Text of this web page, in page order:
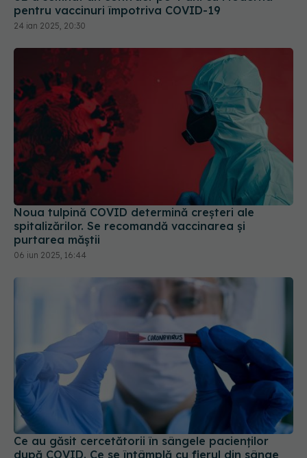
24 ian 2025, 20:30
Noua tulpină COVID determină creșteri ale
spitalizărilor. Se recomandă vaccinarea și
purtarea măștii
06 iun 2025, 16:44
Ce au găsit cercetătorii în sângele pacienților
după COVID. Ce se întâmplă cu fierul din sânge
11 mar 2026, 12:46